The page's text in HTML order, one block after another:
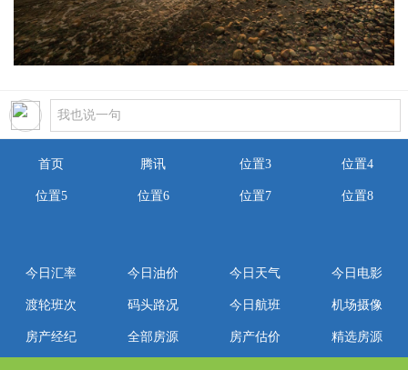
首页 腾讯 位置3 位置4
位置5 位置6 位置7 位置8
今日汇率 今日油价 今日天气 今日电影
渡轮班次 码头路况 今日航班 机场摄像
房产经纪 全部房源 房产估价 精选房源